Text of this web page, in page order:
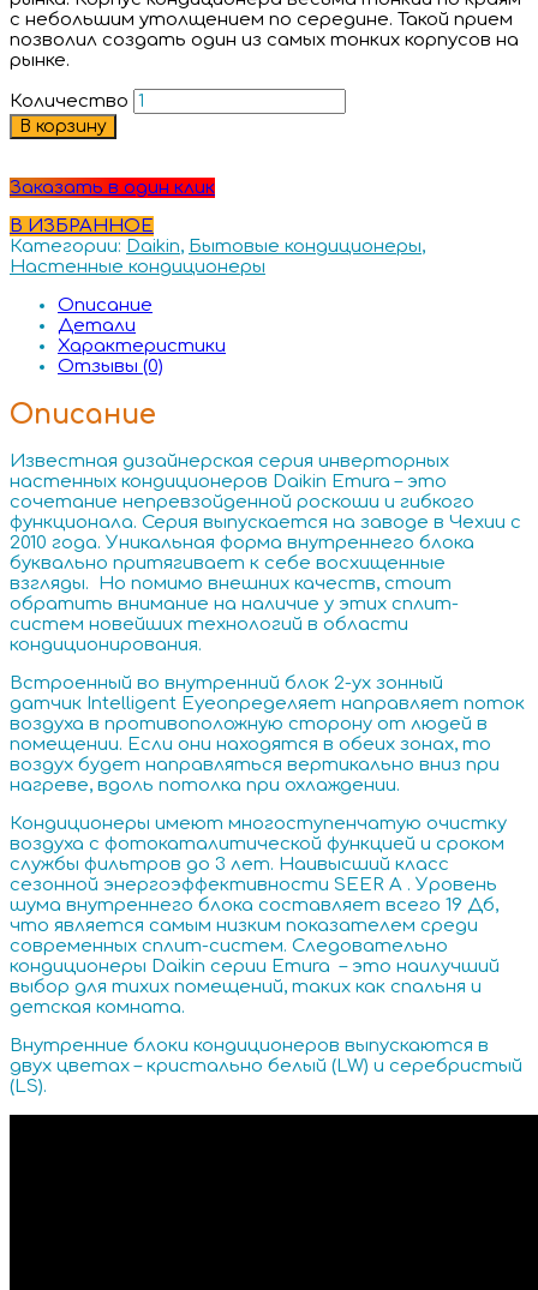
с небольшим утолщением по середине. Такой прием
позволил создать один из самых тонких корпусов на
рынке.
Количество
В корзину
Заказать в один клик
В ИЗБРАННОЕ
Категории: Daikin, Бытовые кондиционеры,
Настенные кондиционеры
Описание
Детали
Характеристики
Отзывы (0)
Описание
Известная дизайнерская серия инверторных
настенных кондиционеров Daikin Emura – это
сочетание непревзойденной роскоши и гибкого
функционала. Серия выпускается на заводе в Чехии с
2010 года. Уникальная форма внутреннего блока
буквально притягивает к себе восхищенные
взгляды. Но помимо внешних качеств, стоит
обратить внимание на наличие у этих сплит-
систем новейших технологий в области
кондиционирования.
Встроенный во внутренний блок 2-ух зонный
датчик Intelligent Eyeопределяет направляет поток
воздуха в противоположную сторону от людей в
помещении. Если они находятся в обеих зонах, то
воздух будет направляться вертикально вниз при
нагреве, вдоль потолка при охлаждении.
Кондиционеры имеют многоступенчатую очистку
воздуха с фотокаталитической функцией и сроком
службы фильтров до 3 лет. Наивысший класс
сезонной энергоэффективности SEER A . Уровень
шума внутреннего блока составляет всего 19 Дб,
что является самым низким показателем среди
современных сплит-систем. Следовательно
кондиционеры Daikin серии Emura – это наилучший
выбор для тихих помещений, таких как спальня и
детская комната.
Внутренние блоки кондиционеров выпускаются в
двух цветах – кристально белый (LW) и серебристый
(LS).